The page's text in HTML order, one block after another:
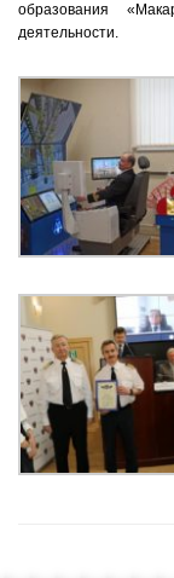
образования
деятельности.